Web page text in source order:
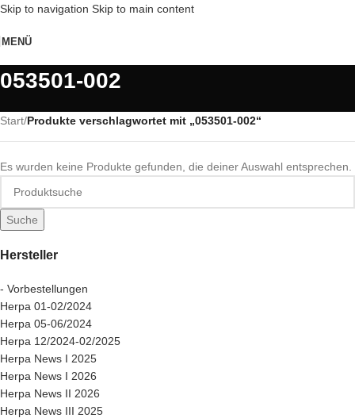
Skip to navigation Skip to main content
MENÜ
053501-002
Hersteller
- Vorbestellungen
Herpa 01-02/2024
Herpa 05-06/2024
Herpa 12/2024-02/2025
Herpa News I 2025
Herpa News I 2026
Herpa News II 2026
Herpa News III 2025
Start/Produkte verschlagwortet mit „053501-002“
Es wurden keine Produkte gefunden, die deiner Auswahl entsprechen.
Suche